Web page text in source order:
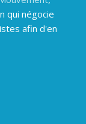
qui négocie
afin d'en